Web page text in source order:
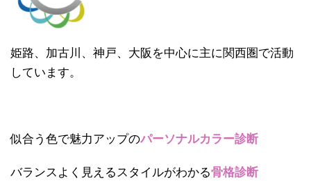
姫路、加古川、神戸、大阪を中心に主に関西圏で活動
しています。
似合う色で魅力アップのパーソナルカラー診断
バランスよく見えるスタイルがわかる骨格診断